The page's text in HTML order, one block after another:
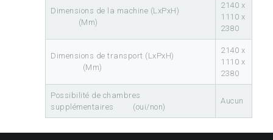
Dimensions de la machine (LxPxH)
(Mm)
2140 x
1110 x
2380
Dimensions de transport (LxPxH)
(Mm)
2140 x
1110 x
2380
Possibilité de chambres
supplémentaires (oui/non)
Aucun